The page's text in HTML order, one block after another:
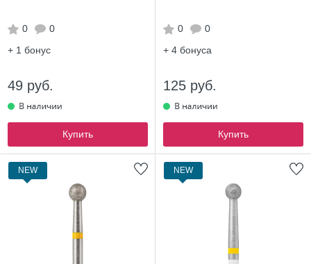
0
0
+ 1 бонус
49 руб.
Купить
0
0
+ 4 бонуса
125 руб.
Купить
NEW NEW